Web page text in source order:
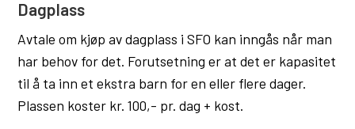
Dagplass
Avtale om kjøp av dagplass i SFO kan inngås når man
har behov for det. Forutsetning er at det er kapasitet
til å ta inn et ekstra barn for en eller flere dager.
Plassen koster kr. 100,- pr. dag + kost.